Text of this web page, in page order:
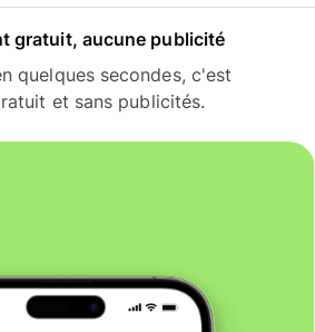
gratuit, aucune publicité
quelques secondes, c'est
et sans publicités.